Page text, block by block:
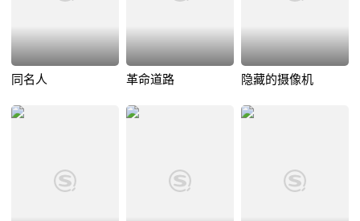
同名人 革命道路 隐藏的摄像机